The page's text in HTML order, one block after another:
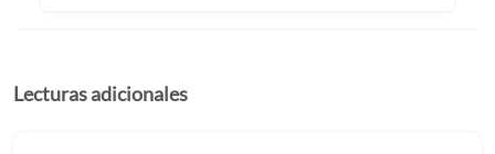
Lecturas adicionales